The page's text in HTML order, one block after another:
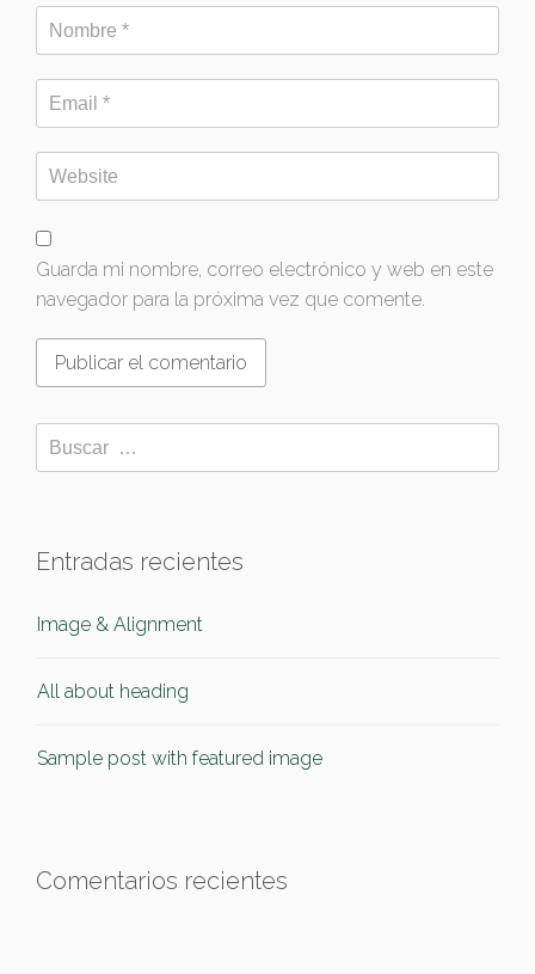
Guarda mi nombre, correo electrónico y web en este
navegador para la próxima vez que comente.
Entradas recientes
Image & Alignment
All about heading
Sample post with featured image
Comentarios recientes